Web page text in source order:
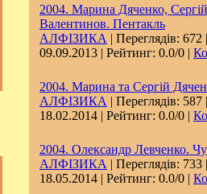
2004. Марина Дяченко,
Валентинов. Пентакль
АЛФІЗИКА | Переглядів:
09.09.2013 | Рейтинг: 0.0/0 |
2004. Марина та Сергій
АЛФІЗИКА | Переглядів:
18.02.2014 | Рейтинг: 0.0/0 |
2004. Олександр Левченко.
АЛФІЗИКА | Переглядів:
18.05.2014 | Рейтинг: 0.0/0 |